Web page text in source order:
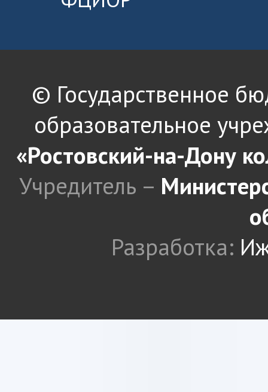
© Государственное
образовательное
«Ростовский-на-Дону
Учредитель –
Разработка: